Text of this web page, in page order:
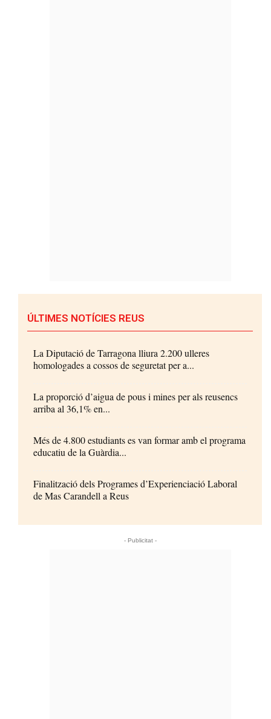
ÚLTIMES NOTÍCIES REUS
La Diputació de Tarragona lliura 2.200 ulleres
homologades a cossos de seguretat per a...
La proporció d’aigua de pous i mines per als reusencs
arriba al 36,1% en...
Més de 4.800 estudiants es van formar amb el programa
educatiu de la Guàrdia...
Finalització dels Programes d’Experienciació Laboral
de Mas Carandell a Reus
- Publicitat -